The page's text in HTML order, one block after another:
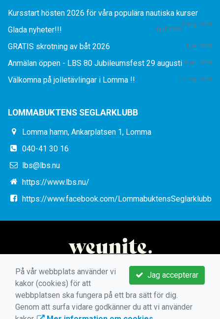
Kursstart hösten 2026 för våra populära nautiska kurser
2 aug 2026
Glada nyheter!!! 4 jul 2026
GRATIS skrotning av båt 2026 1 jul 2026
Anmälan öppen - LBS 80 Jubileumsfest 29 augusti 9 jun 2026
Välkomna på jolletävlingar i Lomma !! 13 maj 2026
LOMMABUKTENS SEGLARKLUBB
Lomma hamn, Ankarplatsen 1, Lomma
040-41 30 16
lbs@lbs.nu
https://www.lbs.nu/
https://www.facebook.com/LommabuktensSeglarklubb
Jag accepterar
På vår webbplats använder vi
kakor (cookies) för att
webbplatsen ska fungera på ett bra sätt för dig.
Genom att surfa vidare godkänner du att vi använder